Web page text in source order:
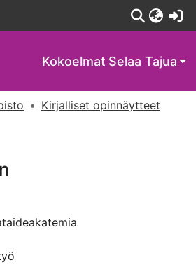
Kokoelmat Selaa Tajua
Kirjalliset opinnäytteet